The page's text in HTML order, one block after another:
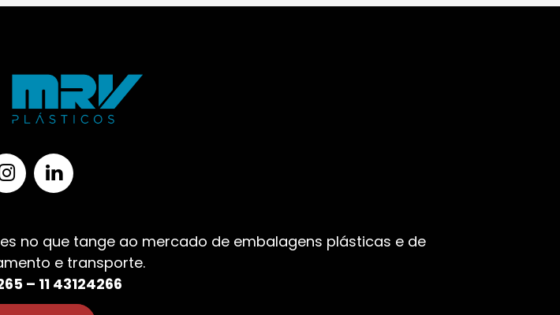
no que tange ao mercado de embalagens plásticas e de
e transporte.
– 11 43124266